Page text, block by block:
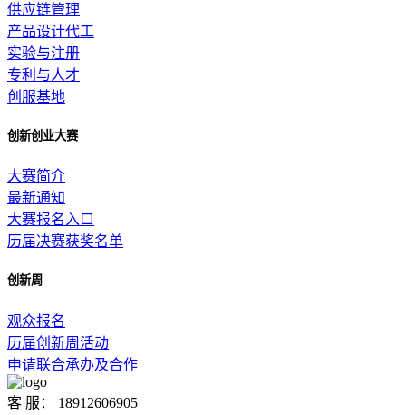
供应链管理
产品设计代工
实验与注册
专利与人才
创服基地
创新创业大赛
大赛简介
最新通知
大赛报名入口
历届决赛获奖名单
创新周
观众报名
历届创新周活动
申请联合承办及合作
客 服： 18912606905